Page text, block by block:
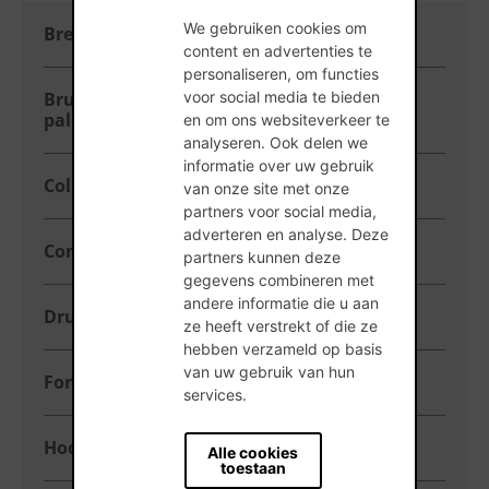
We gebruiken cookies om
content en advertenties te
personaliseren, om functies
voor social media te bieden
en om ons websiteverkeer te
analyseren. Ook delen we
informatie over uw gebruik
van onze site met onze
partners voor social media,
adverteren en analyse. Deze
partners kunnen deze
gegevens combineren met
andere informatie die u aan
ze heeft verstrekt of die ze
hebben verzameld op basis
van uw gebruik van hun
services.
Alle cookies
toestaan
Breedte (mm) 188
Brutogewicht per
pallet (kg)
1.085
Collectie Thermobrick
Concept Traditioneel/standaard
Druksterkte 15
Formaat 288x188x188
Hoogte (mm) 188